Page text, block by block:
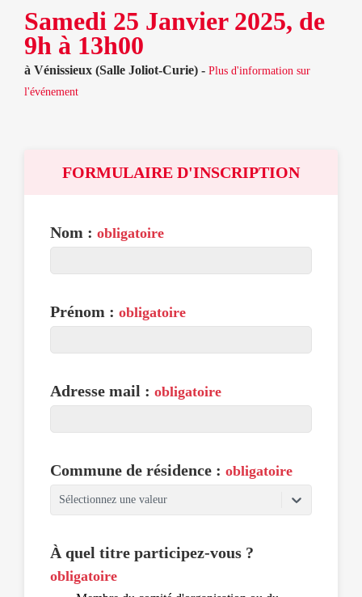
Samedi 25 Janvier 2025, de
9h à 13h00
à Vénissieux (Salle Joliot-Curie) - Plus d'information sur
l'événement
FORMULAIRE D'INSCRIPTION
Nom : obligatoire
Prénom : obligatoire
Adresse mail : obligatoire
Commune de résidence : obligatoire
Sélectionnez une valeur
À quel titre participez-vous ?
obligatoire